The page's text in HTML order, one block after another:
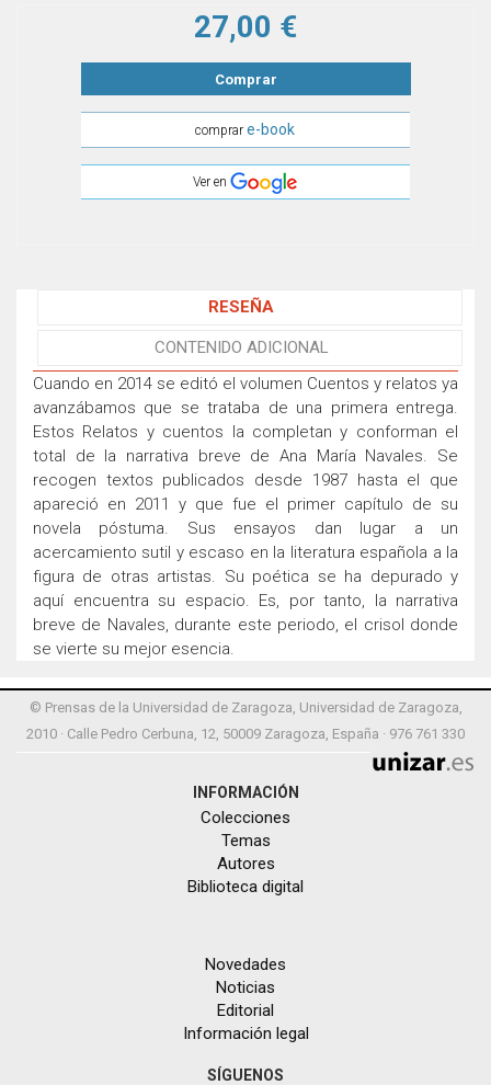
27,00 €
Comprar
comprare-book
Ver en
RESEÑA
CONTENIDO ADICIONAL
Cuando en 2014 se editó el volumen Cuentos y relatos ya
avanzábamos que se trataba de una primera entrega.
Estos Relatos y cuentos la completan y conforman el
total de la narrativa breve de Ana María Navales. Se
recogen textos publicados desde 1987 hasta el que
apareció en 2011 y que fue el primer capítulo de su
novela póstuma. Sus ensayos dan lugar a un
acercamiento sutil y escaso en la literatura española a la
figura de otras artistas. Su poética se ha depurado y
aquí encuentra su espacio. Es, por tanto, la narrativa
breve de Navales, durante este periodo, el crisol donde
se vierte su mejor esencia.
© Prensas de la Universidad de Zaragoza, Universidad de Zaragoza,
2010 · Calle Pedro Cerbuna, 12, 50009 Zaragoza, España · 976 761 330
INFORMACIÓN
Colecciones
Temas
Autores
Biblioteca digital
Novedades
Noticias
Editorial
Información legal
SÍGUENOS